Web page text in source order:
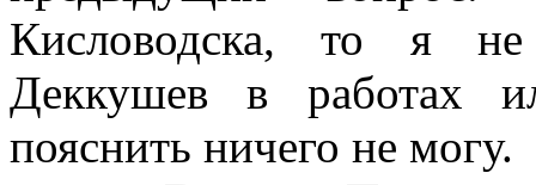
Кисловодска, то я
Деккушев в работах
пояснить ничего не могу.